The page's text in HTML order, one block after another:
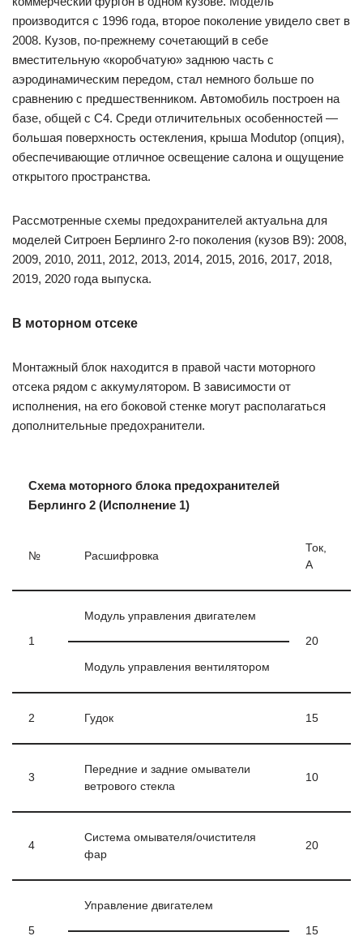
производится с 1996 года, второе поколение увидело свет в
2008. Кузов, по-прежнему сочетающий в себе
вместительную «коробчатую» заднюю часть с
аэродинамическим передом, стал немного больше по
сравнению с предшественником. Автомобиль построен на
базе, общей с C4. Среди отличительных особенностей —
большая поверхность остекления, крыша Modutop (опция),
обеспечивающие отличное освещение салона и ощущение
открытого пространства.
Рассмотренные схемы предохранителей актуальна для
моделей Ситроен Берлинго 2-го поколения (кузов B9): 2008,
2009, 2010, 2011, 2012, 2013, 2014, 2015, 2016, 2017, 2018,
2019, 2020 года выпуска.
В моторном отсеке
Монтажный блок находится в правой части моторного
отсека рядом с аккумулятором. В зависимости от
исполнения, на его боковой стенке могут располагаться
дополнительные предохранители.
Схема моторного блока предохранителей
Берлинго 2 (Исполнение 1)
№ Расшифровка
Ток,
А
1
Модуль управления двигателем
20
Модуль управления вентилятором
2 Гудок 15
3
Передние и задние омыватели
ветрового стекла
10
4
Система омывателя/очистителя
фар
20
5
Управление двигателем
15